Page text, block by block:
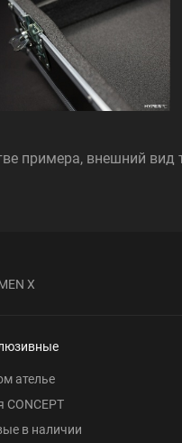
примера, внешний вид
X
ателье
CONCEPT
в наличии